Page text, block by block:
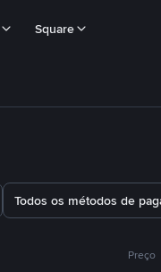
Square
Todos os métodos de
Preço